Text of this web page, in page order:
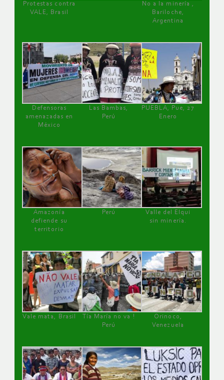
Protestas contra
VALE, Brasil
No a la minería ,
Bariloche,
Argentina
Defensoras
amenazadas en
México
Las Bambas,
Perú
PUEBLA, Pue, 27
Enero
Amazonía
defiende su
territorio
Perú
Valle del Elqui
sin minería.
Vale mata, Brasil
Tía María no va !
Perú
Orinoco,
Venezuela